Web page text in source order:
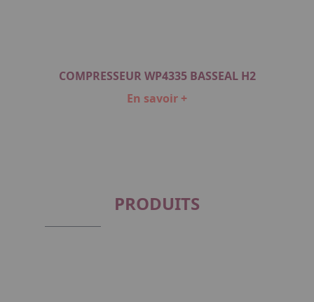
COMPRESSEUR WP4335 BASSEAL H2
En savoir +
PRODUITS